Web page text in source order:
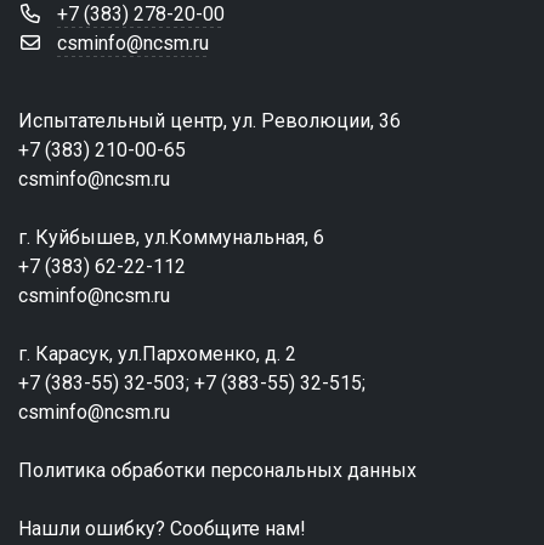
+7 (383) 278-20-00
csminfo@ncsm.ru
Испытательный центр, ул. Революции, 36
+7 (383) 210-00-65
csminfo@ncsm.ru
г. Куйбышев, ул.Коммунальная, 6
+7 (383) 62-22-112
csminfo@ncsm.ru
г. Карасук, ул.Пархоменко, д. 2
+7 (383-55) 32-503; +7 (383-55) 32-515;
csminfo@ncsm.ru
Политика обработки персональных данных
Нашли ошибку? Сообщите нам!